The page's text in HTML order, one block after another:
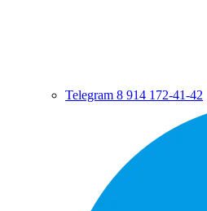
Telegram 8 914 172-41-42